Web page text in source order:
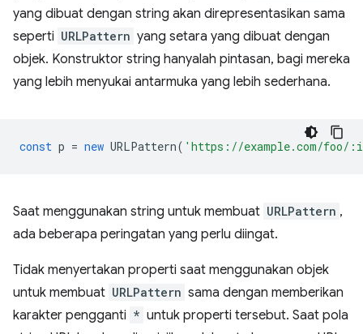
yang dibuat dengan string akan direpresentasikan sama
seperti URLPattern yang setara yang dibuat dengan
objek. Konstruktor string hanyalah pintasan, bagi mereka
yang lebih menyukai antarmuka yang lebih sederhana.
const p = new URLPattern( 'https://example.com/foo/
Saat menggunakan string untuk membuat URLPattern ,
ada beberapa peringatan yang perlu diingat.
Tidak menyertakan properti saat menggunakan objek
untuk membuat URLPattern sama dengan memberikan
karakter pengganti * untuk properti tersebut. Saat pola